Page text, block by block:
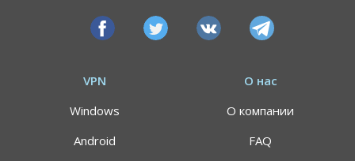
VPN
Windows
Android
О нас
О компании
FAQ